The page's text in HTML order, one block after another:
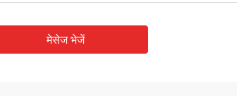
मेसेज भेजें